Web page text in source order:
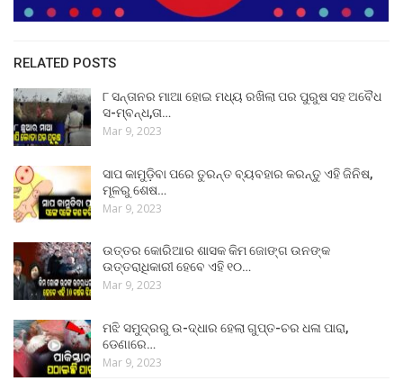
RELATED POSTS
୮ ସନ୍ତାନର ମାଆ ହୋଇ ମଧ୍ୟ ରଖିଲା ପର ପୁରୁଷ ସହ ଅବୈଧ
ସ-ମ୍ବନ୍ଧ,ତା…
Mar 9, 2023
ସାପ କାମୁଡ଼ିବା ପରେ ତୁରନ୍ତ ବ୍ୟବହାର କରନ୍ତୁ ଏହି ଜିନିଷ,
ମୂଳରୁ ଶେଷ…
Mar 9, 2023
ଉତ୍ତର କୋରିଆର ଶାସକ କିମ ଜୋଙ୍ଗ ଉନଙ୍କ
ଉତ୍ତରାଧିକାରୀ ହେବେ ଏହି ୧୦…
Mar 9, 2023
ମଝି ସମୁଦ୍ରରୁ ଉ-ଦ୍ଧାର ହେଲା ଗୁପ୍ତ-ଚର ଧଳା ପାରା,
ଡେଣାରେ…
Mar 9, 2023